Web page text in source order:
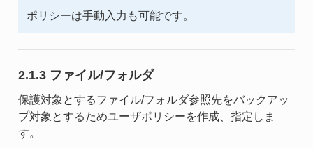
ポリシーは手動入力も可能です。
2.1.3 ファイル/フォルダ
保護対象とするファイル/フォルダ参照先をバックアッ
プ対象とするためユーザポリシーを作成、指定しま
す。